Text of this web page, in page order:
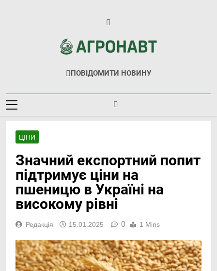
Агронавт
Новини Українського Агробізнесу
ПОВІДОМИТИ НОВИНУ
ЦІНИ
Значний експортний попит
підтримує ціни на
пшеницю в Україні на
високому рівні
Редакція 15.01.2025 0 1 Mins